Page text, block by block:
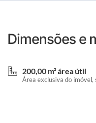
Dimensões e
200,00 m² área útil
Área exclusiva do imóvel,